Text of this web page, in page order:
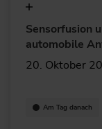
Sensorfusion
automobile
20. Oktober
Am Tag danach